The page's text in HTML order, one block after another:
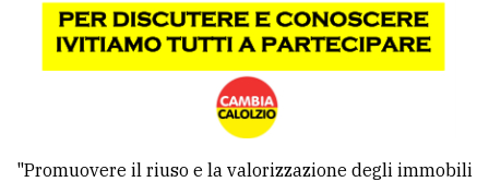
"Promuovere il riuso e la valorizzazione degli immobili